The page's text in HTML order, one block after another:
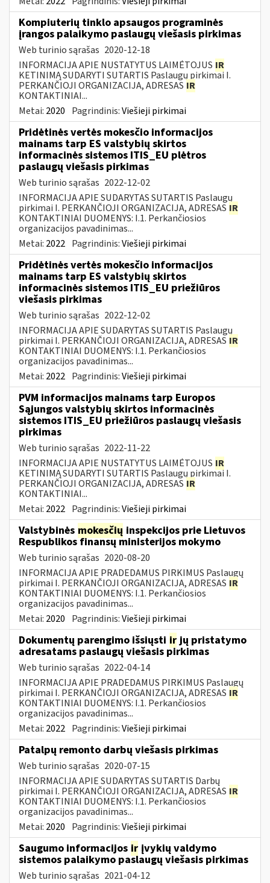
Kompiuterių tinklo apsaugos programinės
įrangos palaikymo paslaugų viešasis pirkimas
Web turinio sąrašas 2020-12-18
INFORMACIJA APIE NUSTATYTUS LAIMĖTOJUS IR
KETINIMĄ SUDARYTI SUTARTIS Paslaugų pirkimai I.
PERKANČIOJI ORGANIZACIJA, ADRESAS IR
KONTAKTINIAI...
Metai: 2020 Pagrindinis:Viešieji pirkimai
Pridėtinės vertės mokesčio informacijos
mainams tarp ES valstybių skirtos
informacinės sistemos ITIS_EU plėtros
paslaugų viešasis pirkimas
Web turinio sąrašas 2022-12-02
INFORMACIJA APIE SUDARYTAS SUTARTIS Paslaugų
pirkimai I. PERKANČIOJI ORGANIZACIJA, ADRESAS IR
KONTAKTINIAI DUOMENYS: I.1. Perkančiosios
organizacijos pavadinimas...
Metai: 2022 Pagrindinis:Viešieji pirkimai
Pridėtinės vertės mokesčio informacijos
mainams tarp ES valstybių skirtos
informacinės sistemos ITIS_EU priežiūros
viešasis pirkimas
Web turinio sąrašas 2022-12-02
INFORMACIJA APIE SUDARYTAS SUTARTIS Paslaugų
pirkimai I. PERKANČIOJI ORGANIZACIJA, ADRESAS IR
KONTAKTINIAI DUOMENYS: I.1. Perkančiosios
organizacijos pavadinimas...
Metai: 2022 Pagrindinis:Viešieji pirkimai
PVM informacijos mainams tarp Europos
Sąjungos valstybių skirtos informacinės
sistemos ITIS_EU priežiūros paslaugų viešasis
pirkimas
Web turinio sąrašas 2022-11-22
INFORMACIJA APIE NUSTATYTUS LAIMĖTOJUS IR
KETINIMĄ SUDARYTI SUTARTIS Paslaugų pirkimai I.
PERKANČIOJI ORGANIZACIJA, ADRESAS IR
KONTAKTINIAI...
Metai: 2022 Pagrindinis:Viešieji pirkimai
Valstybinės mokesčių inspekcijos prie Lietuvos
Respublikos finansų ministerijos mokymo
Web turinio sąrašas 2020-08-20
INFORMACIJA APIE PRADEDAMUS PIRKIMUS Paslaugų
pirkimai I. PERKANČIOJI ORGANIZACIJA, ADRESAS IR
KONTAKTINIAI DUOMENYS: I.1. Perkančiosios
organizacijos pavadinimas...
Metai: 2020 Pagrindinis:Viešieji pirkimai
Dokumentų parengimo išsiųsti irjų pristatymo
adresatams paslaugų viešasis pirkimas
Web turinio sąrašas 2022-04-14
INFORMACIJA APIE PRADEDAMUS PIRKIMUS Paslaugų
pirkimai I. PERKANČIOJI ORGANIZACIJA, ADRESAS IR
KONTAKTINIAI DUOMENYS: I.1. Perkančiosios
organizacijos pavadinimas...
Metai: 2022 Pagrindinis:Viešieji pirkimai
Patalpų remonto darbų viešasis pirkimas
Web turinio sąrašas 2020-07-15
INFORMACIJA APIE SUDARYTAS SUTARTIS Darbų
pirkimai I. PERKANČIOJI ORGANIZACIJA, ADRESAS IR
KONTAKTINIAI DUOMENYS: I.1. Perkančiosios
organizacijos pavadinimas...
Metai: 2020 Pagrindinis:Viešieji pirkimai
Saugumo informacijos ir įvykių valdymo
sistemos palaikymo paslaugų viešasis pirkimas
Web turinio sąrašas 2021-04-12